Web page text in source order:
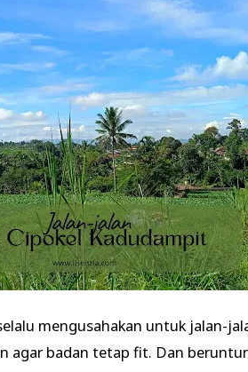
mengusahakan untuk jalan-
agar badan tetap fit. Dan